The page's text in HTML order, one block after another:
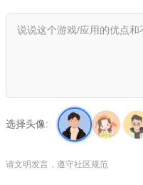
选择头像:
请文明发言，遵守社区规范